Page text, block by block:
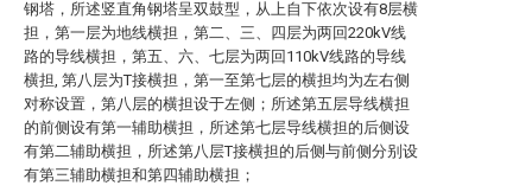
钢塔，所述竖直角钢塔呈双鼓型，从上自下依次设有8层横
担，第一层为地线横担，第二、三、四层为两回220kV线
路的导线横担，第五、六、七层为两回110kV线路的导线
横担, 第八层为T接横担，第一至第七层的横担均为左右侧
对称设置，第八层的横担设于左侧；所述第五层导线横担
的前侧设有第一辅助横担，所述第七层导线横担的后侧设
有第二辅助横担，所述第八层T接横担的后侧与前侧分别设
有第三辅助横担和第四辅助横担；